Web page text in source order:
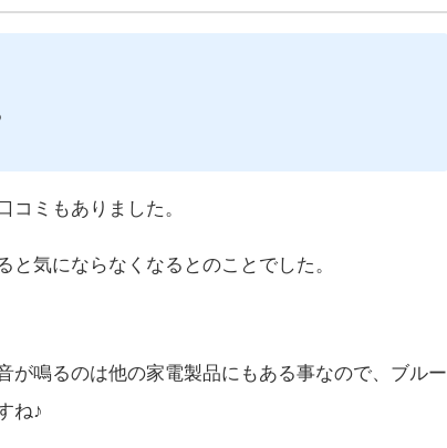
ミもありました。
気にならなくなるとのことでした。
鳴るのは他の家電製品にもある事なので、ブルー
ね♪